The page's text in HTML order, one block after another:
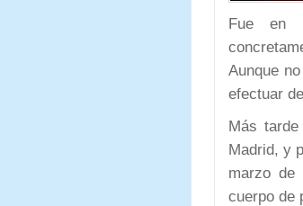
Fue en
Aunque
efectuar
Más
Madrid, y
marzo de
cuerpo de